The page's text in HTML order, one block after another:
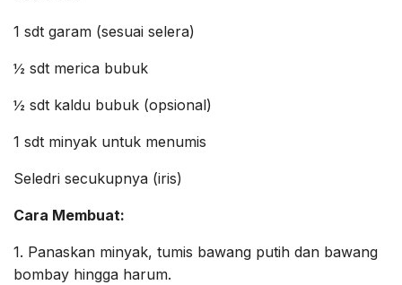
1 sdt garam (sesuai selera)
½ sdt merica bubuk
½ sdt kaldu bubuk (opsional)
1 sdt minyak untuk menumis
Seledri secukupnya (iris)
Cara Membuat:
1. Panaskan minyak, tumis bawang putih dan bawang
bombay hingga harum.